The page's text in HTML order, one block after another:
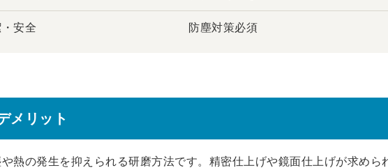
安全 防塵対策必須
メリット
熱の発生を抑えられる研磨方法です。精密仕上げや鏡面仕上げが求めら